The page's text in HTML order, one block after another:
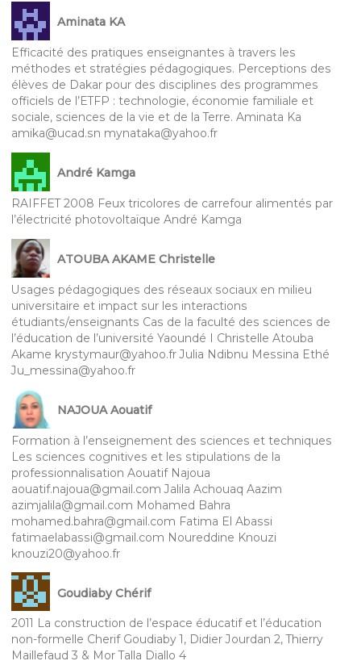
Aminata KA
Efficacité des pratiques enseignantes à travers les
méthodes et stratégies pédagogiques. Perceptions des
élèves de Dakar pour des disciplines des programmes
officiels de l’ETFP : technologie, économie familiale et
sociale, sciences de la vie et de la Terre. Aminata Ka
amika@ucad.sn mynataka@yahoo.fr
André Kamga
RAIFFET 2008 Feux tricolores de carrefour alimentés par
l’électricité photovoltaïque André Kamga
ATOUBA AKAME Christelle
Usages pédagogiques des réseaux sociaux en milieu
universitaire et impact sur les interactions
étudiants/enseignants Cas de la faculté des sciences de
l’éducation de l’université Yaoundé I Christelle Atouba
Akame krystymaur@yahoo.fr Julia Ndibnu Messina Ethé
Ju_messina@yahoo.fr
NAJOUA Aouatif
Formation à l’enseignement des sciences et techniques
Les sciences cognitives et les stipulations de la
professionnalisation Aouatif Najoua
aouatif.najoua@gmail.com Jalila Achouaq Aazim
azimjalila@gmail.com Mohamed Bahra
mohamed.bahra@gmail.com Fatima El Abassi
fatimaelabassi@gmail.com Noureddine Knouzi
knouzi20@yahoo.fr
Goudiaby Chérif
2011 La construction de l’espace éducatif et l’éducation
non-formelle Cherif Goudiaby 1, Didier Jourdan 2, Thierry
Maillefaud 3 & Mor Talla Diallo 4